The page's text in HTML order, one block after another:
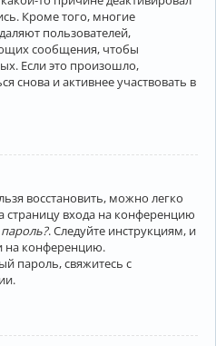
Кроме того, многие
пользователей,
сообщения, чтобы
Если это произошло,
снова и активнее участвовать в
восстановить, можно легко
страницу входа на конференцию
. Следуйте инструкциям, и
на конференцию.
пароль, свяжитесь с